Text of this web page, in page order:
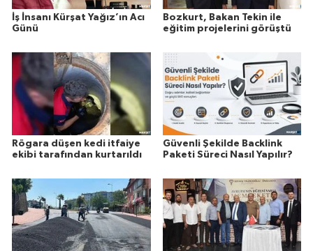
İş İnsanı Kürşat Yağız’ın Acı
Günü
Bozkurt, Bakan Tekin ile
eğitim projelerini görüştü
Rögara düşen kedi itfaiye
ekibi tarafından kurtarıldı
Güvenli Şekilde Backlink
Paketi Süreci Nasıl Yapılır?